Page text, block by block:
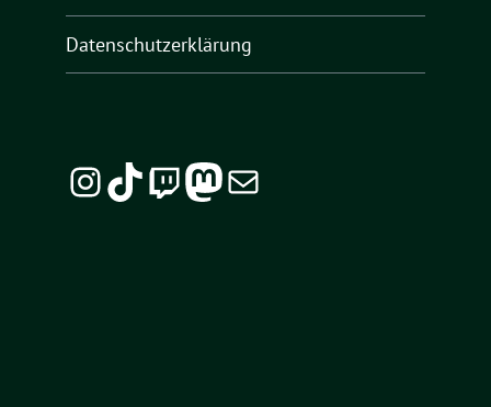
Datenschutzerklärung
Instagram
TikTok
Twitch
Mastodon
E-Mail